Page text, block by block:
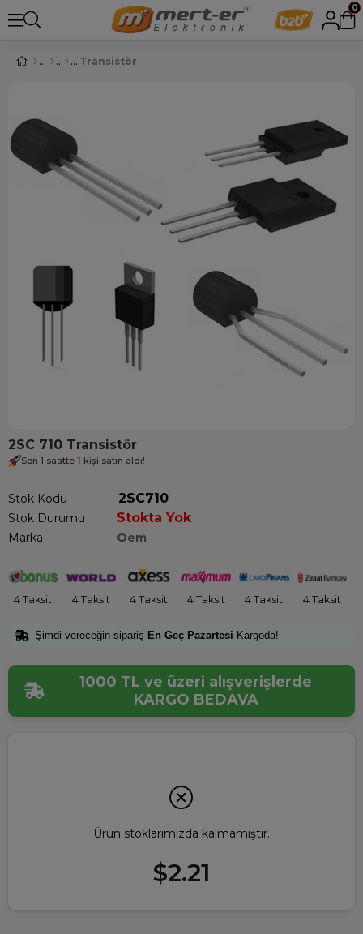
0
Transistör
2SC 710 Transistör
Son 1 saatte 1 kişi satın aldı!
Stok Kodu 2SC710
Stok Durumu : Stokta Yok
Marka : Oem
4 Taksit 4 Taksit 4 Taksit 4 Taksit 4 Taksit 4 Taksit
Şimdi vereceğin sipariş En Geç Pazartesi Kargoda!
1000 TL ve üzeri alışverişlerde
KARGO BEDAVA
Ürün stoklarımızda kalmamıştır.
$2.21